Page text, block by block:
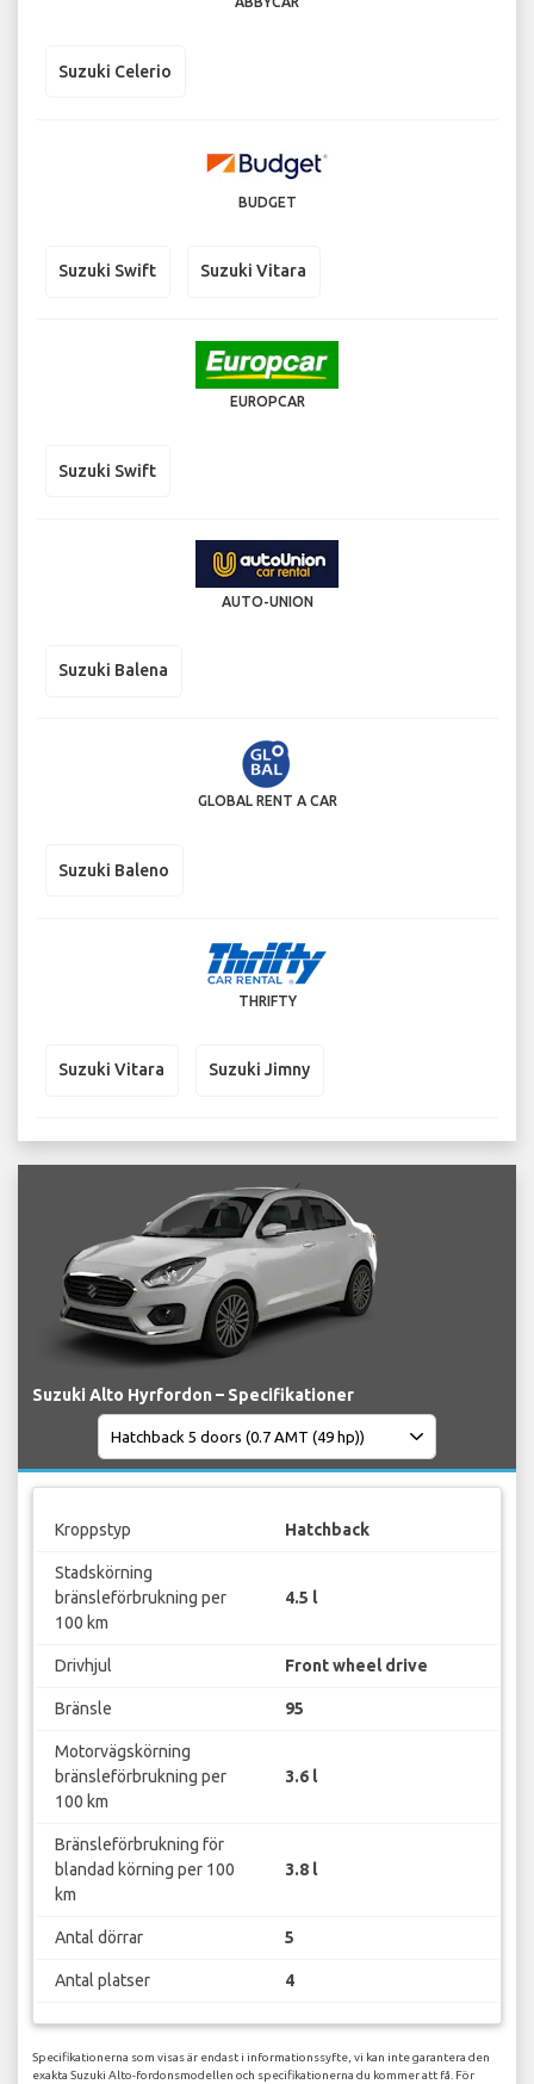
Suzuki Celerio
BUDGET
Suzuki Swift Suzuki Vitara
EUROPCAR
Suzuki Swift
AUTO-UNION
Suzuki Balena
GLOBAL RENT A CAR
Suzuki Baleno
THRIFTY
Suzuki Vitara Suzuki Jimny
Suzuki Alto Hyrfordon – Specifikationer
Kroppstyp Hatchback
Stadskörning
bränsleförbrukning per
100 km
4.5 l
Drivhjul Front wheel drive
Bränsle 95
Motorvägskörning
bränsleförbrukning per
100 km
3.6 l
Bränsleförbrukning för
blandad körning per 100
km
3.8 l
Antal dörrar 5
Antal platser 4
Specifikationerna som visas är endast i informationssyfte, vi kan inte garantera den
exakta Suzuki Alto-fordonsmodellen och specifikationerna du kommer att få. För